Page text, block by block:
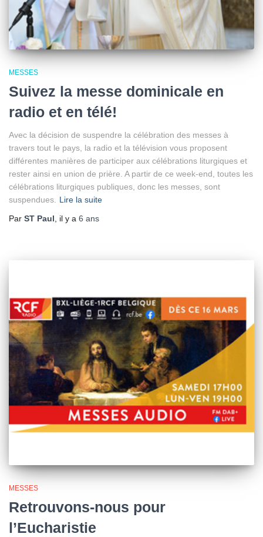
MESSES
Suivez la messe dominicale en
radio et en télé!
Avec la décision de suspendre la célébration des messes à
travers tout le pays, la radio et la télévision vous proposent
différentes manières de participer aux célébrations liturgiques et
rester ainsi en union de prière. A partir de ce week-end, toutes les
célébrations liturgiques publiques, donc les messes, sont
suspendues.
Lire la suite
Par ST Paul , il y a 6 ans
MESSES
Retrouvons-nous pour
l’Eucharistie